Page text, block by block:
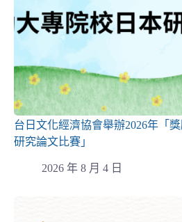
台日文化經濟協會舉辦2026年「
研究論文比賽」
2026 年 8 月 4 日